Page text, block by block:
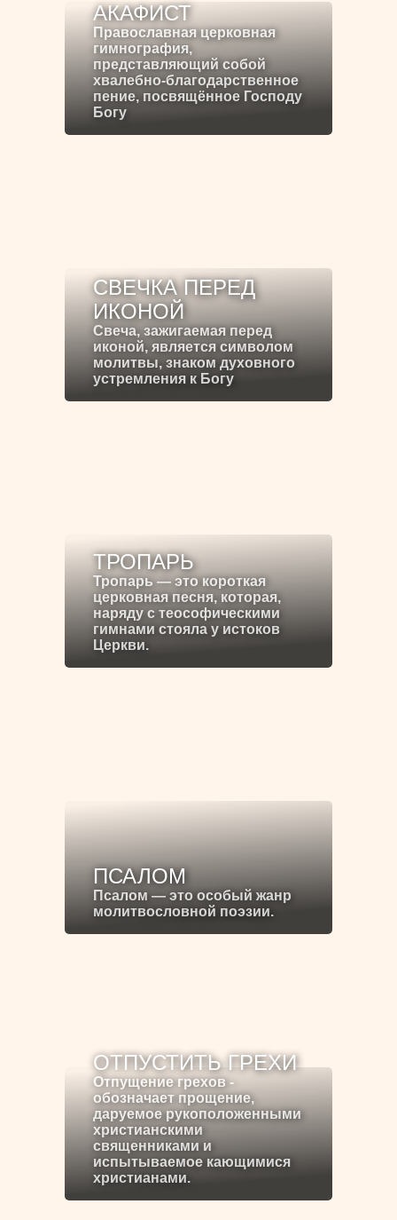
АКАФИСТ
Православная церковная
гимнография,
представляющий собой
хвалебно-благодарственное
пение, посвящённое Господу
Богу
СВЕЧКА ПЕРЕД
ИКОНОЙ
Свеча, зажигаемая перед
иконой, является символом
молитвы, знаком духовного
устремления к Богу
ТРОПАРЬ
Тропарь — это короткая
церковная песня, которая,
наряду с теософическими
гимнами стояла у истоков
Церкви.
ПСАЛОМ
Псалом — это особый жанр
молитвословной поэзии.
ОТПУСТИТЬ ГРЕХИ
Отпущение грехов -
обозначает прощение,
даруемое рукоположенными
христианскими
священниками и
испытываемое кающимися
христианами.